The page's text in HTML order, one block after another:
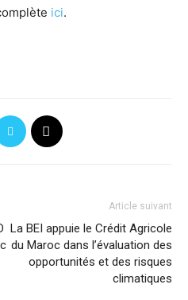
ici.
Article suivant
La BEI appuie le Crédit Agricole
du Maroc dans l’évaluation des
opportunités et des risques
climatiques